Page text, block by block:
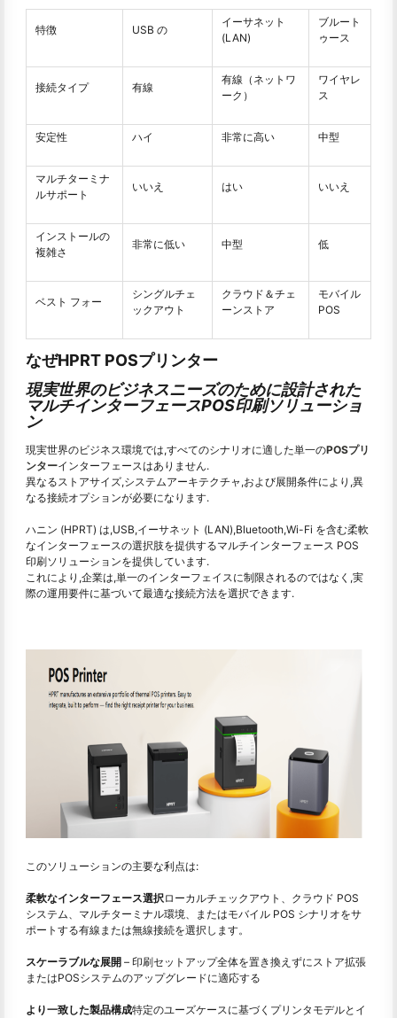
特徴 USB の
イーサネット
(LAN)
ブルート
ゥース
接続タイプ 有線
有線（ネットワ
ーク）
ワイヤレ
ス
安定性 ハイ 非常に高い 中型
マルチターミナ
ルサポート
いいえ はい いいえ
インストールの
複雑さ
非常に低い 中型 低
ベスト フォー
シングルチェ
ックアウト
クラウド＆チェ
ーンストア
モバイル
POS
なぜHPRT POSプリンター
現実世界のビジネスニーズのために設計された
マルチインターフェースPOS印刷ソリューショ
ン
現実世界のビジネス環境では,すべてのシナリオに適した単一のPOSプリ
ンターインターフェースはありません.
異なるストアサイズ,システムアーキテクチャ,および展開条件により,異
なる接続オプションが必要になります.
ハニン (HPRT) は,USB,イーサネット (LAN),Bluetooth,Wi-Fi を含む柔軟
なインターフェースの選択肢を提供するマルチインターフェース POS
印刷ソリューションを提供しています.
これにより,企業は,単一のインターフェイスに制限されるのではなく,実
際の運用要件に基づいて最適な接続方法を選択できます.
このソリューションの主要な利点は:
柔軟なインターフェース選択ローカルチェックアウト、クラウド POS
システム、マルチターミナル環境、またはモバイル POS シナリオをサ
ポートする有線または無線接続を選択します。
スケーラブルな展開 – 印刷セットアップ全体を置き換えずにストア拡張
またはPOSシステムのアップグレードに適応する
より一致した製品構成特定のユーズケースに基づくプリンタモデルとイ